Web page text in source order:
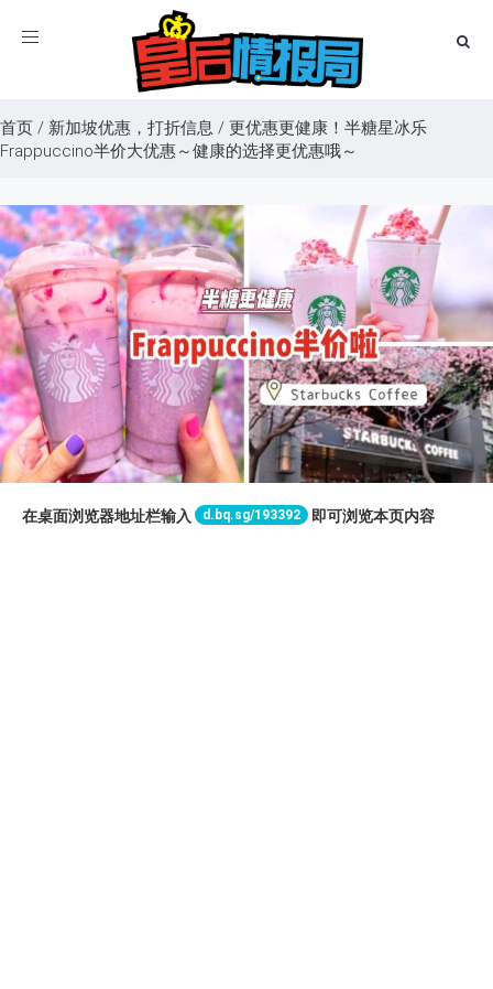
Toggle
首页 / 新加坡优惠，打折信息 / 更优惠更健康！半糖星冰乐
Frappuccino半价大优惠～健康的选择更优惠哦～
在桌面浏览器地址栏输入 d.bq.sg/193392 即可浏览本页内容